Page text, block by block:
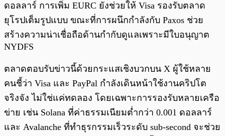
ดอลลาร์ การเพิ่ม EURC ยังช่วยให้ Visa รองรับตลาด
ยุโรปเต็มรูปแบบ ขณะที่การผนึกกำลังกับ Paxos ช่วย
สร้างความน่าเชื่อถือด้านกำกับดูแลเพราะมีใบอนุญาต
NYDFS
ตลาดตอบรับข่าวนี้ด้วยกระแสเชิงบวกบน X ผู้ใช้หลาย
คนชี้ว่า Visa และ PayPal กำลังเดินหน้าใช้งานคริปโต
จริงจัง ไม่ใช่แค่ทดลอง โดยเฉพาะการรองรับหลายเครือ
ข่าย เช่น Solana ที่ค่าธรรมเนียมต่ำกว่า 0.001 ดอลลาร์
และ Avalanche ที่ทำธุรกรรมเร็วระดับ sub-second จะช่วย